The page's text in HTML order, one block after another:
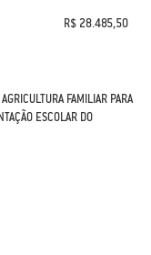
R$ 28.485,50
FAMILIAR PARA
ESCOLAR DO